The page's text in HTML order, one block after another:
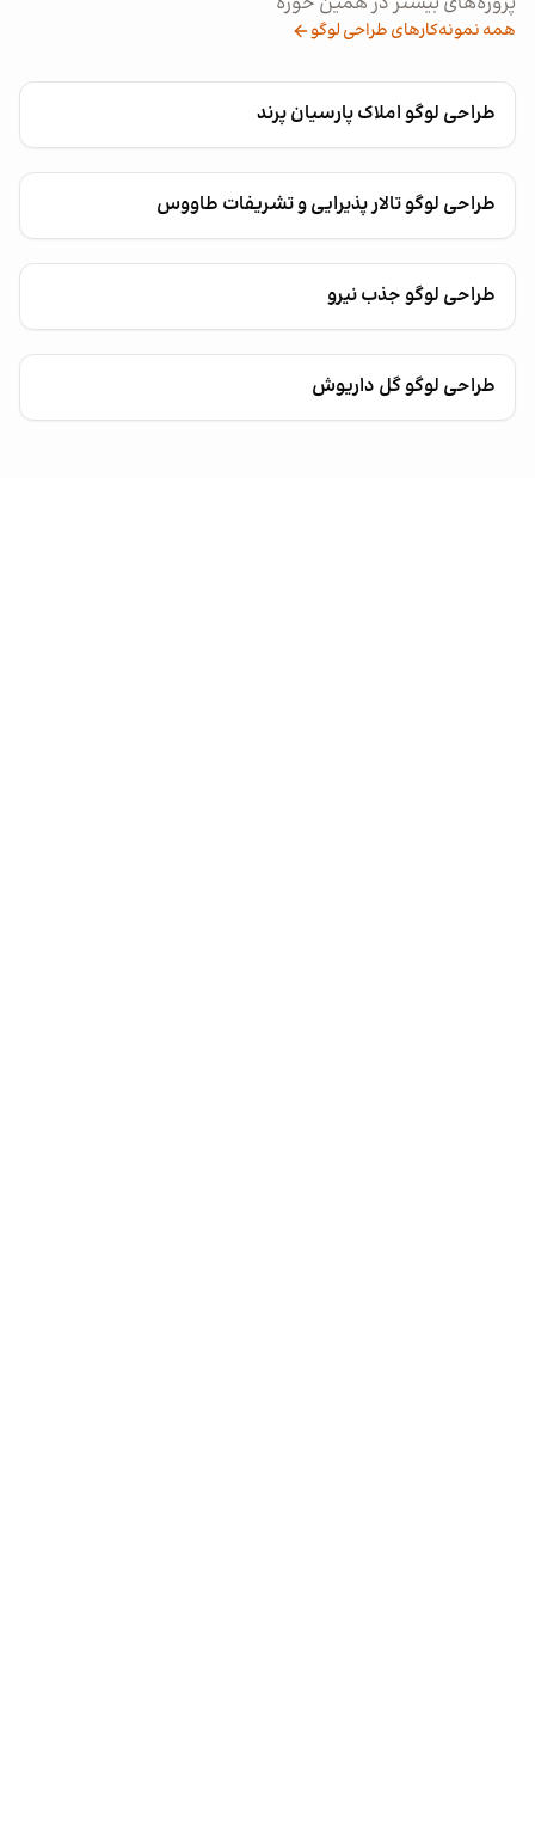
همه نمونه‌کارهای طراحی لوگو
طراحی لوگو املاک پارسیان پرند
طراحی لوگو تالار پذیرایی و تشریفات طاووس
طراحی لوگو جذب نیرو
طراحی لوگو گل داریوش